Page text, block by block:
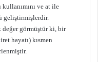
ve at ile
geliştirmişlerdir.
değer görmüştür ki, bir
hayatı) kısmen